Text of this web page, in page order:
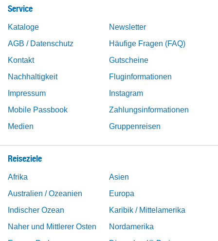
Service
Kataloge
Newsletter
AGB / Datenschutz
Häufige Fragen (FAQ)
Kontakt
Gutscheine
Nachhaltigkeit
Fluginformationen
Impressum
Instagram
Mobile Passbook
Zahlungsinformationen
Medien
Gruppenreisen
Reiseziele
Afrika
Asien
Australien / Ozeanien
Europa
Indischer Ozean
Karibik / Mittelamerika
Naher und Mittlerer Osten
Nordamerika